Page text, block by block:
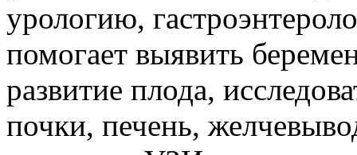
урологию,
помогает выявить
развитие плода,
почки, печень,